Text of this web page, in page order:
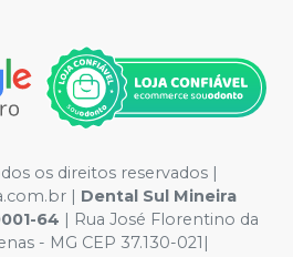
os direitos reservados |
| Dental Sul Mineira
64 | Rua José Florentino da
- MG CEP 37.130-021|